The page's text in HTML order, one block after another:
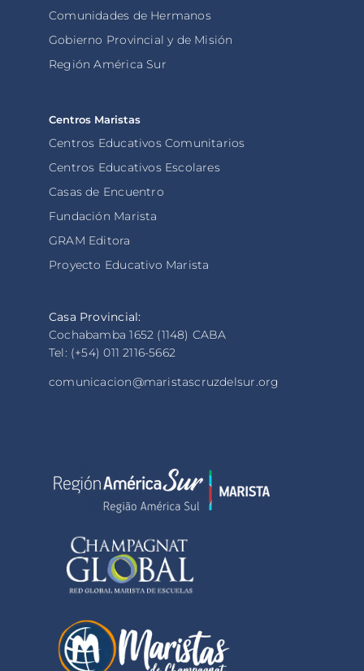
Comunidades de Hermanos
Gobierno Provincial y de Misión
Región América Sur
Centros Maristas
Centros Educativos Comunitarios
Centros Educativos Escolares
Casas de Encuentro
Fundación Marista
GRAM Editora
Proyecto Educativo Marista
Casa Provincial:
Cochabamba 1652 (1148) CABA
Tel: (+54) 011 2116-5662
comunicacion@maristascruzdelsur.org